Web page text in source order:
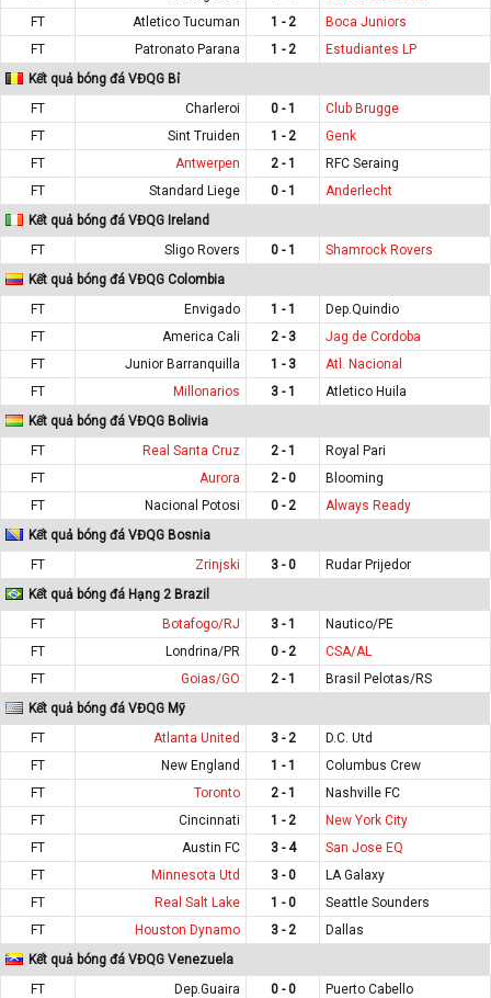
FT
Atletico Tucuman 1 - 2
Boca Juniors
FT
Patronato Parana 1 - 2
Estudiantes LP
Kết quả bóng đá VĐQG Bỉ
FT
Charleroi 0 - 1
Club Brugge
FT
Sint Truiden 1 - 2
Genk
FT
Antwerpen 2 - 1
RFC Seraing
FT
Standard Liege 0 - 1
Anderlecht
Kết quả bóng đá VĐQG Ireland
FT
Sligo Rovers 0 - 1
Shamrock Rovers
Kết quả bóng đá VĐQG Colombia
FT
Envigado 1 - 1
Dep.Quindio
FT
America Cali 2 - 3
Jag de Cordoba
FT
Junior Barranquilla 1 - 3
Atl. Nacional
FT
Millonarios 3 - 1
Atletico Huila
Kết quả bóng đá VĐQG Bolivia
FT
Real Santa Cruz 2 - 1
Royal Pari
FT
Aurora 2 - 0
Blooming
FT
Nacional Potosi 0 - 2
Always Ready
Kết quả bóng đá VĐQG Bosnia
FT
Zrinjski 3 - 0
Rudar Prijedor
Kết quả bóng đá Hạng 2 Brazil
FT
Botafogo/RJ 3 - 1
Nautico/PE
FT
Londrina/PR 0 - 2
CSA/AL
FT
Goias/GO 2 - 1
Brasil Pelotas/RS
Kết quả bóng đá VĐQG Mỹ
FT
Atlanta United 3 - 2
D.C. Utd
FT
New England 1 - 1
Columbus Crew
FT
Toronto 2 - 1
Nashville FC
FT
Cincinnati 1 - 2
New York City
FT
Austin FC 3 - 4
San Jose EQ
FT
Minnesota Utd 3 - 0
LA Galaxy
FT
Real Salt Lake 1 - 0
Seattle Sounders
FT
Houston Dynamo 3 - 2
Dallas
Kết quả bóng đá VĐQG Venezuela
FT
Dep.Guaira 0 - 0
Puerto Cabello